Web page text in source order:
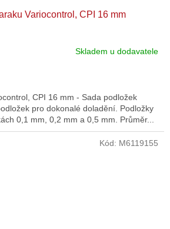
Variocontrol, CPI 16 mm
Skladem u dodavatele
CPI 16 mm - Sada podložek
pro dokonalé doladění. Podložky
0,1 mm, 0,2 mm a 0,5 mm. Průměr...
Kód: M6119155